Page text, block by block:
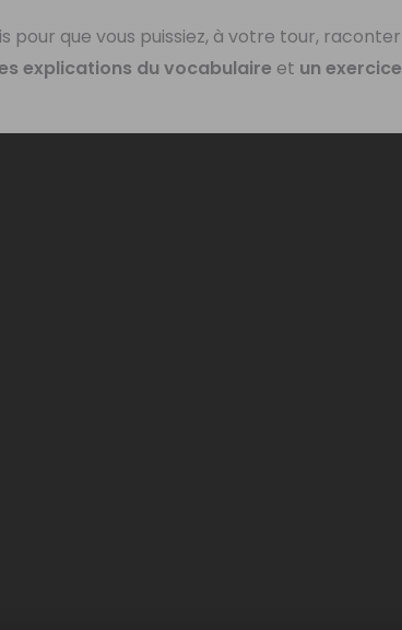
pour que vous puissiez, à votre tour,
explications du vocabulaire et un